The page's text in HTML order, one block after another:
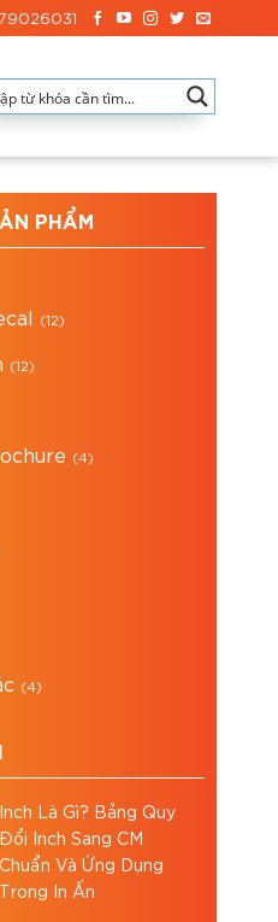
PHẨM
(12)
(12)
(4)
(4)
Inch Là Gì? Bảng Quy
Đổi Inch Sang CM
Chuẩn Và Ứng Dụng
Trong In Ấn